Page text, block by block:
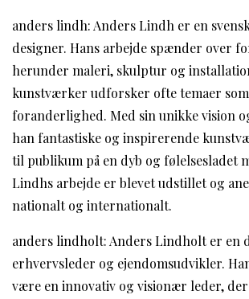
anders lindh: Anders Lindh er en
designer. Hans arbejde spænder over
herunder maleri, skulptur og
kunstværker udforsker ofte temaer
foranderlighed. Med sin unikke vision
han fantastiske og inspirerende
til publikum på en dyb og følelsesladet
Lindhs arbejde er blevet udstillet og
nationalt og internationalt.
anders lindholt: Anders Lindholt er en
erhvervsleder og ejendomsudvikler.
være en innovativ og visionær leder,